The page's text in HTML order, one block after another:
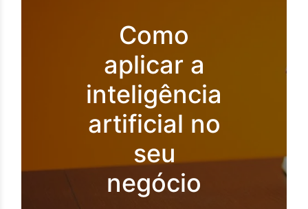
Como
aplicar a
inteligência
artificial no
seu
negócio